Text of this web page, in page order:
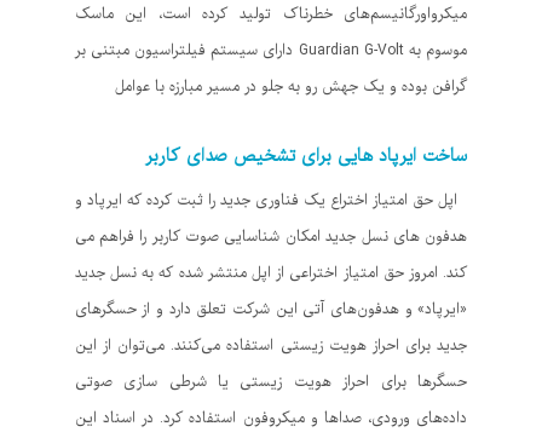
میکرواورگانیسم‌های خطرناک تولید کرده است، این ماسک
موسوم به Guardian G-Volt دارای سیستم فیلتراسیون مبتنی بر
گرافن بوده و یک جهش رو به جلو در مسیر مبارزه با عوامل
ساخت ایرپاد هایی برای تشخیص صدای کاربر
اپل حق امتیاز اختراع یک فناوری جدید را ثبت کرده که ایرپاد و
هدفون های نسل جدید امکان شناسایی صوت کاربر را فراهم می
کند. امروز حق امتیاز اختراعی از اپل منتشر شده که به نسل جدید
«ایرپاد» و هدفون‌های آتی این شرکت تعلق دارد و از حسگرهای
جدید برای احراز هویت زیستی استفاده می‌کنند. می‌توان از این
حسگرها برای احراز هویت زیستی یا شرطی سازی صوتی
داده‌های ورودی، صداها و میکروفون استفاده کرد. در اسناد این